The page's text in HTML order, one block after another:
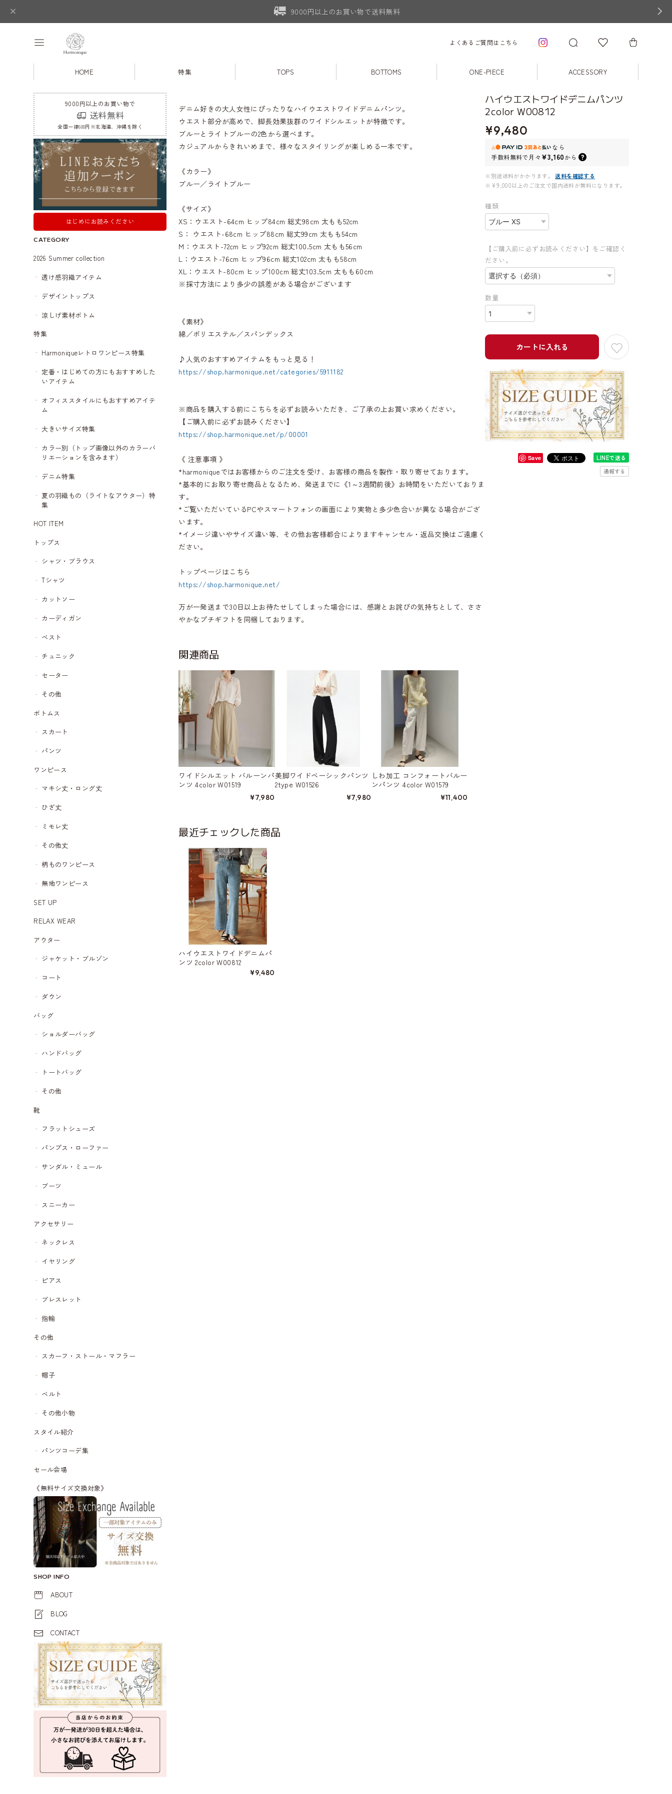
9000円以上のお買い物で送料無料
よくあるご質問はこちら
HOME 特集 TOPS BOTTOMS ONE-PIECE ACCESSORY
9000円以上のお買い物で
送料無料
全国一律600円※北海道、沖縄を除く
はじめにお読みください
CATEGORY
2026 Summer collection
透け感羽織アイテム
デザイントップス
涼しげ素材ボトム
特集
Harmoniqueレトロワンピース特集
定番・はじめての方にもおすすめした
いアイテム
オフィススタイルにもおすすめアイテ
ム
大きいサイズ特集
カラー別（トップ画像以外のカラーバ
リエーションを含みます）
デニム特集
夏の羽織もの（ライトなアウター）特
集
HOT ITEM
トップス
シャツ・ブラウス
Tシャツ
カットソー
カーディガン
ベスト
チュニック
セーター
その他
ボトムス
スカート
パンツ
ワンピース
マキシ丈・ロング丈
ひざ丈
ミモレ丈
その他丈
柄ものワンピース
無地ワンピース
SET UP
RELAX WEAR
アウター
ジャケット・ブルゾン
コート
ダウン
バッグ
ショルダーバッグ
ハンドバッグ
トートバッグ
その他
靴
フラットシューズ
パンプス・ローファー
サンダル・ミュール
ブーツ
スニーカー
アクセサリー
ネックレス
イヤリング
ピアス
ブレスレット
指輪
その他
スカーフ・ストール・マフラー
帽子
ベルト
その他小物
スタイル紹介
パンツコーデ集
セール会場
《無料サイズ交換対象》
SHOP INFO
ABOUT
BLOG
CONTACT
デニム好きの大人女性にぴったりなハイウエストワイドデニムパンツ。
ウエスト部分が高めで、脚長効果抜群のワイドシルエットが特徴です。
ブルーとライトブルーの2色から選べます。
カジュアルからきれいめまで、様々なスタイリングが楽しめる一本です。
《カラー》
ブルー／ライトブルー
《サイズ》
XS：ウエスト-64cm ヒップ84cm 総丈98cm 太もも52cm
S： ウエスト-68cm ヒップ88cm 総丈99cm 太もも54cm
M：ウエスト-72cm ヒップ92cm 総丈100.5cm 太もも56cm
L：ウエスト-76cm ヒップ96cm 総丈102cm 太もも58cm
XL：ウエスト-80cm ヒップ100cm 総丈103.5cm 太もも60cm
※採寸方法により多少の誤差がある場合がございます
《素材》
綿／ポリエステル／スパンデックス
♪人気のおすすめアイテムをもっと見る！
https://shop.harmonique.net/categories/5911182
※商品を購入する前にこちらを必ずお読みいただき、ご了承の上お買い求めください。
【ご購入前に必ずお読みください】
https://shop.harmonique.net/p/00001
《 注意事項 》
*harmoniqueではお客様からのご注文を受け、お客様の商品を製作・取り寄せております。
*基本的にお取り寄せ商品となるため、発送までに《1～3週間前後》お時間をいただいておりま
す。
*ご覧いただいているPCやスマートフォンの画面により実物と多少色合いが異なる場合がござ
います。
*イメージ違いやサイズ違い等、その他お客様都合によりますキャンセル・返品交換はご遠慮く
ださい。
トップページはこちら
https://shop.harmonique.net/
ハイウエストワイドデニムパンツ
2color W00812
¥9,480
なら
手数料無料で月々 ¥3,160から
※別途送料がかかります。
送料を確認する
※¥9,000以上のご注文で国内送料が無料になります。
種類
【ご購入前に必ずお読みください】をご確認く
ださい。
数量
カートに入れる
Save
LINEで送る
通報する
万が一発送まで30日以上お待たせしてしまった場合には、感謝とお詫びの気持ちとして、ささ
やかなプチギフトを同梱しております。
関連商品
ワイドシルエット バルーンパ
ンツ 4color W01519
¥7,980
美脚ワイドベーシックパンツ
2type W01526
¥7,980
しわ加工 コンフォートバルー
ンパンツ 4color W01579
¥11,400
最近チェックした商品
ハイウエストワイドデニムパ
ンツ 2color W00812
¥9,480